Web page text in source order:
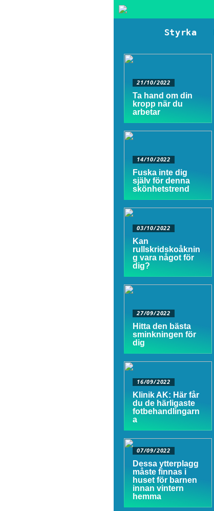
Styrka
21/10/2022
Ta hand om din
kropp när du
arbetar
14/10/2022
Fuska inte dig
själv för denna
skönhetstrend
03/10/2022
Kan
rullskridskoåknin
g vara något för
dig?
27/09/2022
Hitta den bästa
sminkningen för
dig
16/09/2022
Klinik AK: Här får
du de härligaste
fotbehandlingarn
a
07/09/2022
Dessa ytterplagg
måste finnas i
huset för barnen
innan vintern
hemma